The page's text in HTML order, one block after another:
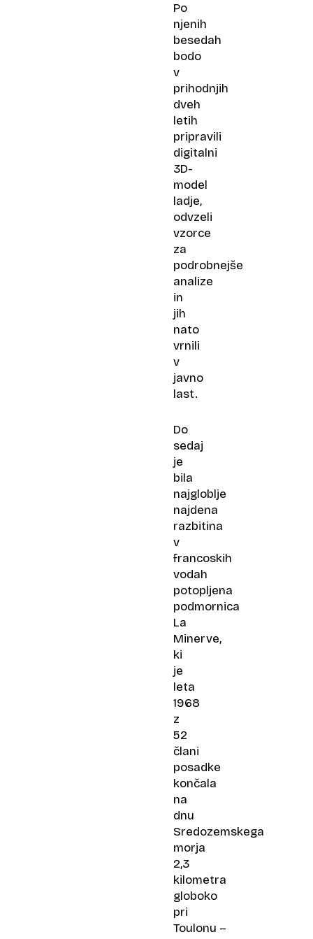
Po
njenih
besedah
bodo
v
prihodnjih
dveh
letih
pripravili
digitalni
3D-
model
ladje,
odvzeli
vzorce
za
podrobnejše
analize
in
jih
nato
vrnili
v
javno
last.
Do
sedaj
je
bila
najgloblje
najdena
razbitina
v
francoskih
vodah
potopljena
podmornica
La
Minerve,
ki
je
leta
1968
z
52
člani
posadke
končala
na
dnu
Sredozemskega
morja
2,3
kilometra
globoko
pri
Toulonu –